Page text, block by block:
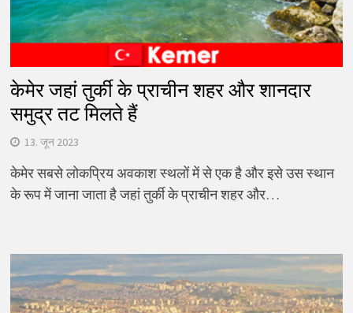
केमेर जहां तुर्की के प्राचीन शहर और शानदार
समुद्र तट मिलते हैं
13. जून 2023
केमेर सबसे लोकप्रिय अवकाश स्थलों में से एक है और इसे उस स्थान
के रूप में जाना जाता है जहां तुर्की के प्राचीन शहर और…